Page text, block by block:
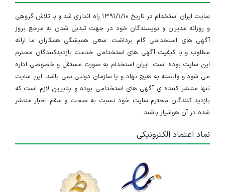
سایت ایران استخدام در تاریخ ۱۳۹۱/۱/۱۰ راه اندازی شد و با تلاش گروهی
و روزانه مدیران و نویسندگان خود در جهت تبدیل شدن به مرجع بروز
آگهی های استخدامی گام برداشت. سعی همیشگی همکاران ما ارائه
مطلوب و با کیفیت آگهی های استخدامی خدمت بازدیدکنندگان محترم
این سایت بوده است. ایران استخدام به صورت مستقل و خصوصی اداره
می شود و وابسته به هیچ نهاد و یا سازمان دولتی نمی باشد، این سایت
تنها منتشر کننده ی آگهی های استخدامی بوده و بنابراین لازم است که
بازدید کنندگان محترم سایت خود نسبت به صحت و سقم اخبار منتشر
شده در آن هوشیار باشند.
نماد اعتماد الکترونیکی